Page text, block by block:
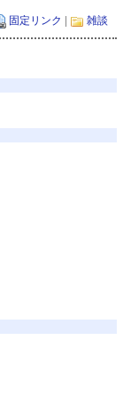
固定リンク 雑談